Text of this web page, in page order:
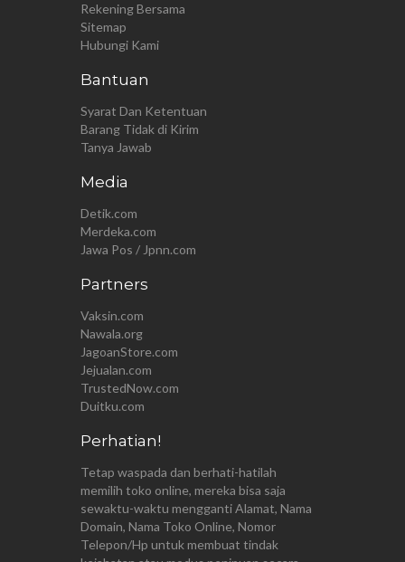
Rekening Bersama
Sitemap
Hubungi Kami
Bantuan
Syarat Dan Ketentuan
Barang Tidak di Kirim
Tanya Jawab
Media
Detik.com
Merdeka.com
Jawa Pos / Jpnn.com
Partners
Vaksin.com
Nawala.org
JagoanStore.com
Jejualan.com
TrustedNow.com
Duitku.com
Perhatian!
Tetap waspada dan berhati-hatilah
memilih toko online, mereka bisa saja
sewaktu-waktu mengganti Alamat, Nama
Domain, Nama Toko Online, Nomor
Telepon/Hp untuk membuat tindak